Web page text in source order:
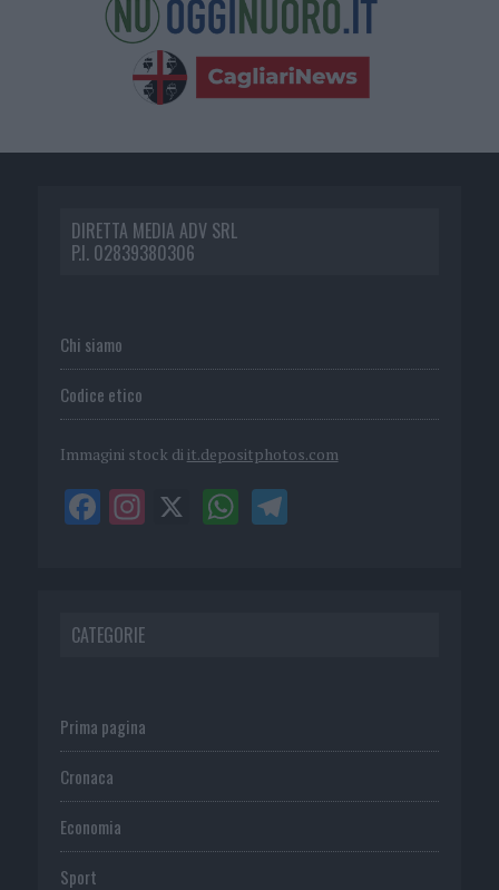
DIRETTA MEDIA ADV SRL
P.I. 02839380306
Chi siamo
Codice etico
Immagini stock di it.depositphotos.com
CATEGORIE
Prima pagina
Cronaca
Economia
Sport